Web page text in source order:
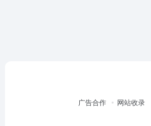
广告合作 网站收录